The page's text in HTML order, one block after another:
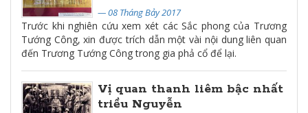
— 08 Tháng Bảy 2017
Trước khi nghiên cứu xem xét các Sắc phong của Trương
Tướng Công, xin được trích dẫn một vài nội dung liên quan
đến Trương Tướng Công trong gia phả cổ để lại.
Vị quan thanh liêm bậc nhất
triều Nguyễn